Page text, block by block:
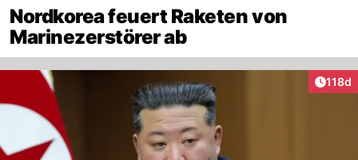
Nordkorea feuert Raketen von
Marinezerstörer ab
118d